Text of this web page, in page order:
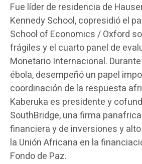
Fue líder de residencia de
Kennedy School, copresidió el
School of Economics / Oxford
frágiles y el cuarto panel de
Monetario Internacional.
ébola, desempeñó un papel
coordinación de la respuesta
Kaberuka es presidente y
SouthBridge, una firma
financiera y de inversiones y
la Unión Africana en la
Fondo de Paz.